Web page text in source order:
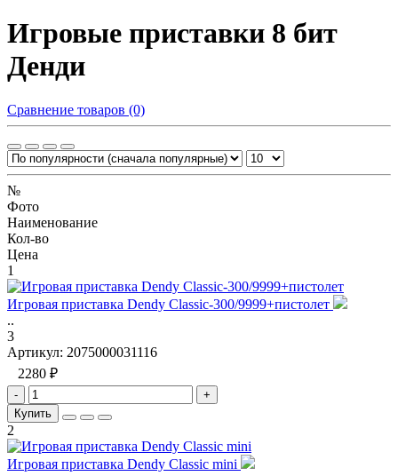
Игровые приставки 8 бит
Денди
Сравнение товаров (0)
№
Фото
Наименование
Кол-во
Цена
1
Игровая приставка Dendy Classic-300/9999+пистолет
..
3
Артикул: 2075000031116
2280 ₽
-
+
Купить
2
Игровая приставка Dendy Classic mini